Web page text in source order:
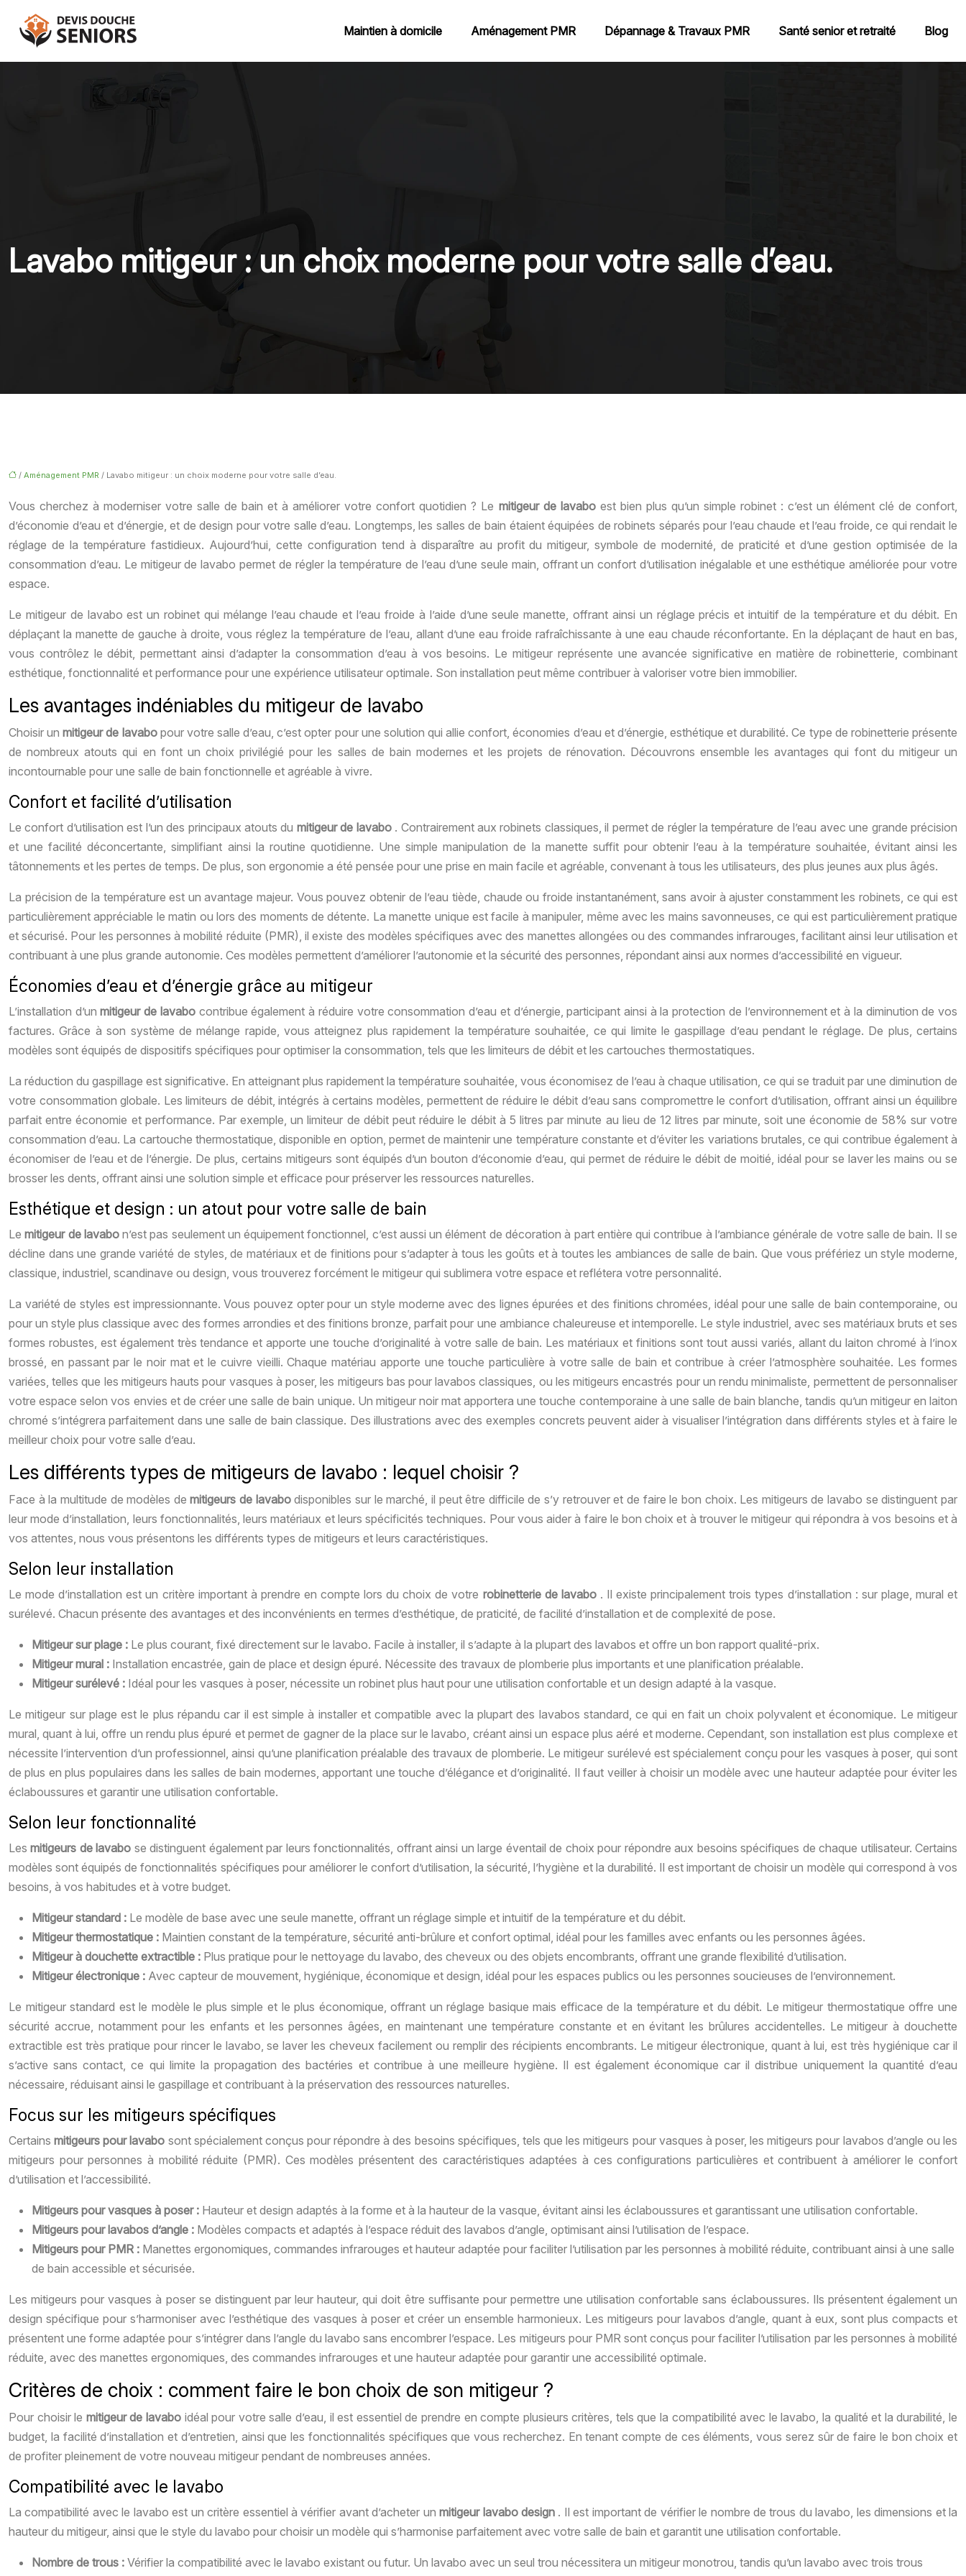
Maintien à domicile Aménagement PMR Dépannage & Travaux PMR Santé senior et retraité Blog
Lavabo mitigeur : un choix moderne pour votre salle d’eau.
/ Aménagement PMR / Lavabo mitigeur : un choix moderne pour votre salle d’eau.
Vous cherchez à moderniser votre salle de bain et à améliorer votre confort quotidien ? Le mitigeur de lavabo est bien plus qu’un simple robinet : c’est un élément clé de confort,
d’économie d’eau et d’énergie, et de design pour votre salle d’eau. Longtemps, les salles de bain étaient équipées de robinets séparés pour l’eau chaude et l’eau froide, ce qui rendait le
réglage de la température fastidieux. Aujourd’hui, cette configuration tend à disparaître au profit du mitigeur, symbole de modernité, de praticité et d’une gestion optimisée de la
consommation d’eau. Le mitigeur de lavabo permet de régler la température de l’eau d’une seule main, offrant un confort d’utilisation inégalable et une esthétique améliorée pour votre
espace.
Le mitigeur de lavabo est un robinet qui mélange l’eau chaude et l’eau froide à l’aide d’une seule manette, offrant ainsi un réglage précis et intuitif de la température et du débit. En
déplaçant la manette de gauche à droite, vous réglez la température de l’eau, allant d’une eau froide rafraîchissante à une eau chaude réconfortante. En la déplaçant de haut en bas,
vous contrôlez le débit, permettant ainsi d’adapter la consommation d’eau à vos besoins. Le mitigeur représente une avancée significative en matière de robinetterie, combinant
esthétique, fonctionnalité et performance pour une expérience utilisateur optimale. Son installation peut même contribuer à valoriser votre bien immobilier.
Les avantages indéniables du mitigeur de lavabo
Choisir unmitigeur de lavabo pour votre salle d’eau, c’est opter pour une solution qui allie confort, économies d’eau et d’énergie, esthétique et durabilité. Ce type de robinetterie présente
de nombreux atouts qui en font un choix privilégié pour les salles de bain modernes et les projets de rénovation. Découvrons ensemble les avantages qui font du mitigeur un
incontournable pour une salle de bain fonctionnelle et agréable à vivre.
Confort et facilité d’utilisation
Le confort d’utilisation est l’un des principaux atouts du mitigeur de lavabo . Contrairement aux robinets classiques, il permet de régler la température de l’eau avec une grande précision
et une facilité déconcertante, simplifiant ainsi la routine quotidienne. Une simple manipulation de la manette suffit pour obtenir l’eau à la température souhaitée, évitant ainsi les
tâtonnements et les pertes de temps. De plus, son ergonomie a été pensée pour une prise en main facile et agréable, convenant à tous les utilisateurs, des plus jeunes aux plus âgés.
La précision de la température est un avantage majeur. Vous pouvez obtenir de l’eau tiède, chaude ou froide instantanément, sans avoir à ajuster constamment les robinets, ce qui est
particulièrement appréciable le matin ou lors des moments de détente. La manette unique est facile à manipuler, même avec les mains savonneuses, ce qui est particulièrement pratique
et sécurisé. Pour les personnes à mobilité réduite (PMR), il existe des modèles spécifiques avec des manettes allongées ou des commandes infrarouges, facilitant ainsi leur utilisation et
contribuant à une plus grande autonomie. Ces modèles permettent d’améliorer l’autonomie et la sécurité des personnes, répondant ainsi aux normes d’accessibilité en vigueur.
Économies d’eau et d’énergie grâce au mitigeur
L’installation d’unmitigeur de lavabo contribue également à réduire votre consommation d’eau et d’énergie, participant ainsi à la protection de l’environnement et à la diminution de vos
factures. Grâce à son système de mélange rapide, vous atteignez plus rapidement la température souhaitée, ce qui limite le gaspillage d’eau pendant le réglage. De plus, certains
modèles sont équipés de dispositifs spécifiques pour optimiser la consommation, tels que les limiteurs de débit et les cartouches thermostatiques.
La réduction du gaspillage est significative. En atteignant plus rapidement la température souhaitée, vous économisez de l’eau à chaque utilisation, ce qui se traduit par une diminution de
votre consommation globale. Les limiteurs de débit, intégrés à certains modèles, permettent de réduire le débit d’eau sans compromettre le confort d’utilisation, offrant ainsi un équilibre
parfait entre économie et performance. Par exemple, un limiteur de débit peut réduire le débit à 5 litres par minute au lieu de 12 litres par minute, soit une économie de 58% sur votre
consommation d’eau. La cartouche thermostatique, disponible en option, permet de maintenir une température constante et d’éviter les variations brutales, ce qui contribue également à
économiser de l’eau et de l’énergie. De plus, certains mitigeurs sont équipés d’un bouton d’économie d’eau, qui permet de réduire le débit de moitié, idéal pour se laver les mains ou se
brosser les dents, offrant ainsi une solution simple et efficace pour préserver les ressources naturelles.
Esthétique et design : un atout pour votre salle de bain
Lemitigeur de lavabon’est pas seulement un équipement fonctionnel, c’est aussi un élément de décoration à part entière qui contribue à l’ambiance générale de votre salle de bain. Il se
décline dans une grande variété de styles, de matériaux et de finitions pour s’adapter à tous les goûts et à toutes les ambiances de salle de bain. Que vous préfériez un style moderne,
classique, industriel, scandinave ou design, vous trouverez forcément le mitigeur qui sublimera votre espace et reflétera votre personnalité.
La variété de styles est impressionnante. Vous pouvez opter pour un style moderne avec des lignes épurées et des finitions chromées, idéal pour une salle de bain contemporaine, ou
pour un style plus classique avec des formes arrondies et des finitions bronze, parfait pour une ambiance chaleureuse et intemporelle. Le style industriel, avec ses matériaux bruts et ses
formes robustes, est également très tendance et apporte une touche d’originalité à votre salle de bain. Les matériaux et finitions sont tout aussi variés, allant du laiton chromé à l’inox
brossé, en passant par le noir mat et le cuivre vieilli. Chaque matériau apporte une touche particulière à votre salle de bain et contribue à créer l’atmosphère souhaitée. Les formes
variées, telles que les mitigeurs hauts pour vasques à poser, les mitigeurs bas pour lavabos classiques, ou les mitigeurs encastrés pour un rendu minimaliste, permettent de personnaliser
votre espace selon vos envies et de créer une salle de bain unique. Un mitigeur noir mat apportera une touche contemporaine à une salle de bain blanche, tandis qu’un mitigeur en laiton
chromé s’intégrera parfaitement dans une salle de bain classique. Des illustrations avec des exemples concrets peuvent aider à visualiser l’intégration dans différents styles et à faire le
meilleur choix pour votre salle d’eau.
Les différents types de mitigeurs de lavabo : lequel choisir ?
Face à la multitude de modèles demitigeurs de lavabodisponibles sur le marché, il peut être difficile de s’y retrouver et de faire le bon choix. Les mitigeurs de lavabo se distinguent par
leur mode d’installation, leurs fonctionnalités, leurs matériaux et leurs spécificités techniques. Pour vous aider à faire le bon choix et à trouver le mitigeur qui répondra à vos besoins et à
vos attentes, nous vous présentons les différents types de mitigeurs et leurs caractéristiques.
Selon leur installation
Le mode d’installation est un critère important à prendre en compte lors du choix de votre robinetterie de lavabo . Il existe principalement trois types d’installation : sur plage, mural et
surélevé. Chacun présente des avantages et des inconvénients en termes d’esthétique, de praticité, de facilité d’installation et de complexité de pose.
Mitigeur sur plage : Le plus courant, fixé directement sur le lavabo. Facile à installer, il s’adapte à la plupart des lavabos et offre un bon rapport qualité-prix.
Mitigeur mural : Installation encastrée, gain de place et design épuré. Nécessite des travaux de plomberie plus importants et une planification préalable.
Mitigeur surélevé : Idéal pour les vasques à poser, nécessite un robinet plus haut pour une utilisation confortable et un design adapté à la vasque.
Le mitigeur sur plage est le plus répandu car il est simple à installer et compatible avec la plupart des lavabos standard, ce qui en fait un choix polyvalent et économique. Le mitigeur
mural, quant à lui, offre un rendu plus épuré et permet de gagner de la place sur le lavabo, créant ainsi un espace plus aéré et moderne. Cependant, son installation est plus complexe et
nécessite l’intervention d’un professionnel, ainsi qu’une planification préalable des travaux de plomberie. Le mitigeur surélevé est spécialement conçu pour les vasques à poser, qui sont
de plus en plus populaires dans les salles de bain modernes, apportant une touche d’élégance et d’originalité. Il faut veiller à choisir un modèle avec une hauteur adaptée pour éviter les
éclaboussures et garantir une utilisation confortable.
Selon leur fonctionnalité
Lesmitigeurs de lavabo se distinguent également par leurs fonctionnalités, offrant ainsi un large éventail de choix pour répondre aux besoins spécifiques de chaque utilisateur. Certains
modèles sont équipés de fonctionnalités spécifiques pour améliorer le confort d’utilisation, la sécurité, l’hygiène et la durabilité. Il est important de choisir un modèle qui correspond à vos
besoins, à vos habitudes et à votre budget.
Mitigeur standard : Le modèle de base avec une seule manette, offrant un réglage simple et intuitif de la température et du débit.
Mitigeur thermostatique : Maintien constant de la température, sécurité anti-brûlure et confort optimal, idéal pour les familles avec enfants ou les personnes âgées.
Mitigeur à douchette extractible : Plus pratique pour le nettoyage du lavabo, des cheveux ou des objets encombrants, offrant une grande flexibilité d’utilisation.
Mitigeur électronique : Avec capteur de mouvement, hygiénique, économique et design, idéal pour les espaces publics ou les personnes soucieuses de l’environnement.
Le mitigeur standard est le modèle le plus simple et le plus économique, offrant un réglage basique mais efficace de la température et du débit. Le mitigeur thermostatique offre une
sécurité accrue, notamment pour les enfants et les personnes âgées, en maintenant une température constante et en évitant les brûlures accidentelles. Le mitigeur à douchette
extractible est très pratique pour rincer le lavabo, se laver les cheveux facilement ou remplir des récipients encombrants. Le mitigeur électronique, quant à lui, est très hygiénique car il
s’active sans contact, ce qui limite la propagation des bactéries et contribue à une meilleure hygiène. Il est également économique car il distribue uniquement la quantité d’eau
nécessaire, réduisant ainsi le gaspillage et contribuant à la préservation des ressources naturelles.
Focus sur les mitigeurs spécifiques
Certainsmitigeurs pour lavabo sont spécialement conçus pour répondre à des besoins spécifiques, tels que les mitigeurs pour vasques à poser, les mitigeurs pour lavabos d’angle ou les
mitigeurs pour personnes à mobilité réduite (PMR). Ces modèles présentent des caractéristiques adaptées à ces configurations particulières et contribuent à améliorer le confort
d’utilisation et l’accessibilité.
Mitigeurs pour vasques à poser : Hauteur et design adaptés à la forme et à la hauteur de la vasque, évitant ainsi les éclaboussures et garantissant une utilisation confortable.
Mitigeurs pour lavabos d’angle : Modèles compacts et adaptés à l’espace réduit des lavabos d’angle, optimisant ainsi l’utilisation de l’espace.
Mitigeurs pour PMR : Manettes ergonomiques, commandes infrarouges et hauteur adaptée pour faciliter l’utilisation par les personnes à mobilité réduite, contribuant ainsi à une salle
de bain accessible et sécurisée.
Les mitigeurs pour vasques à poser se distinguent par leur hauteur, qui doit être suffisante pour permettre une utilisation confortable sans éclaboussures. Ils présentent également un
design spécifique pour s’harmoniser avec l’esthétique des vasques à poser et créer un ensemble harmonieux. Les mitigeurs pour lavabos d’angle, quant à eux, sont plus compacts et
présentent une forme adaptée pour s’intégrer dans l’angle du lavabo sans encombrer l’espace. Les mitigeurs pour PMR sont conçus pour faciliter l’utilisation par les personnes à mobilité
réduite, avec des manettes ergonomiques, des commandes infrarouges et une hauteur adaptée pour garantir une accessibilité optimale.
Critères de choix : comment faire le bon choix de son mitigeur ?
Pour choisir le mitigeur de lavabo idéal pour votre salle d’eau, il est essentiel de prendre en compte plusieurs critères, tels que la compatibilité avec le lavabo, la qualité et la durabilité, le
budget, la facilité d’installation et d’entretien, ainsi que les fonctionnalités spécifiques que vous recherchez. En tenant compte de ces éléments, vous serez sûr de faire le bon choix et
de profiter pleinement de votre nouveau mitigeur pendant de nombreuses années.
Compatibilité avec le lavabo
La compatibilité avec le lavabo est un critère essentiel à vérifier avant d’acheter unmitigeur lavabo design . Il est important de vérifier le nombre de trous du lavabo, les dimensions et la
hauteur du mitigeur, ainsi que le style du lavabo pour choisir un modèle qui s’harmonise parfaitement avec votre salle de bain et garantit une utilisation confortable.
Nombre de trous : Vérifier la compatibilité avec le lavabo existant ou futur. Un lavabo avec un seul trou nécessitera un mitigeur monotrou, tandis qu’un lavabo avec trois trous